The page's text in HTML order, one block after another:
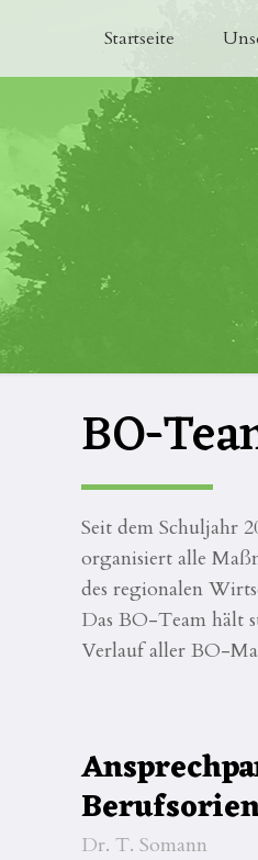
Startseite
BO-
Seit dem Schuljahr
organisiert alle
des regionalen
Das BO-Team hält
Verlauf aller BO-
Dr. T. Somann